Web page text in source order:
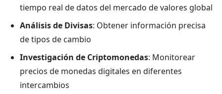
tiempo real de datos del mercado de valores global
Análisis de Divisas: Obtener información precisa
de tipos de cambio
Investigación de Criptomonedas: Monitorear
precios de monedas digitales en diferentes
intercambios